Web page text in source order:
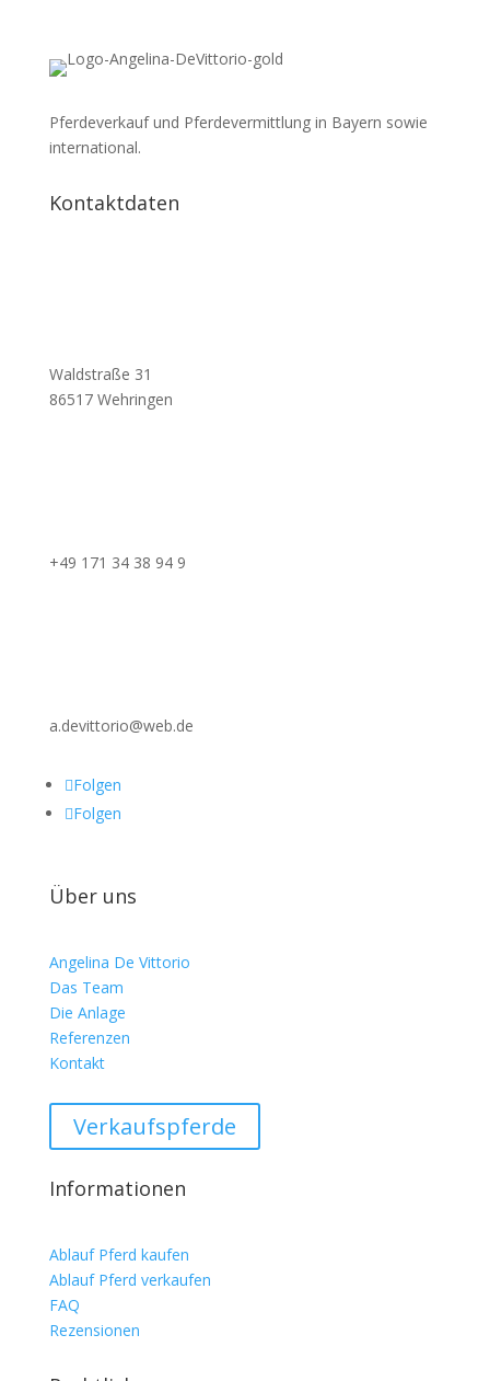
Pferdeverkauf und Pferdevermittlung in Bayern sowie
international.
Kontaktdaten
Waldstraße 31
86517 Wehringen
+49 171 34 38 94 9
a.devittorio@web.de
Folgen
Folgen
Über uns
Angelina De Vittorio
Das Team
Die Anlage
Referenzen
Kontakt
Verkaufspferde
Informationen
Ablauf Pferd kaufen
Ablauf Pferd verkaufen
FAQ
Rezensionen